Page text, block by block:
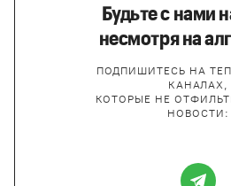
Будьте с нами
несмотря на
ПОДПИШИТЕСЬ НА
КАНАЛАХ,
КОТОРЫЕ НЕ
НОВОСТИ: